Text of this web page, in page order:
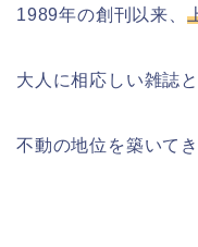
1989年の創刊以来、
大人に相応しい雑誌
不動の地位を築いてき